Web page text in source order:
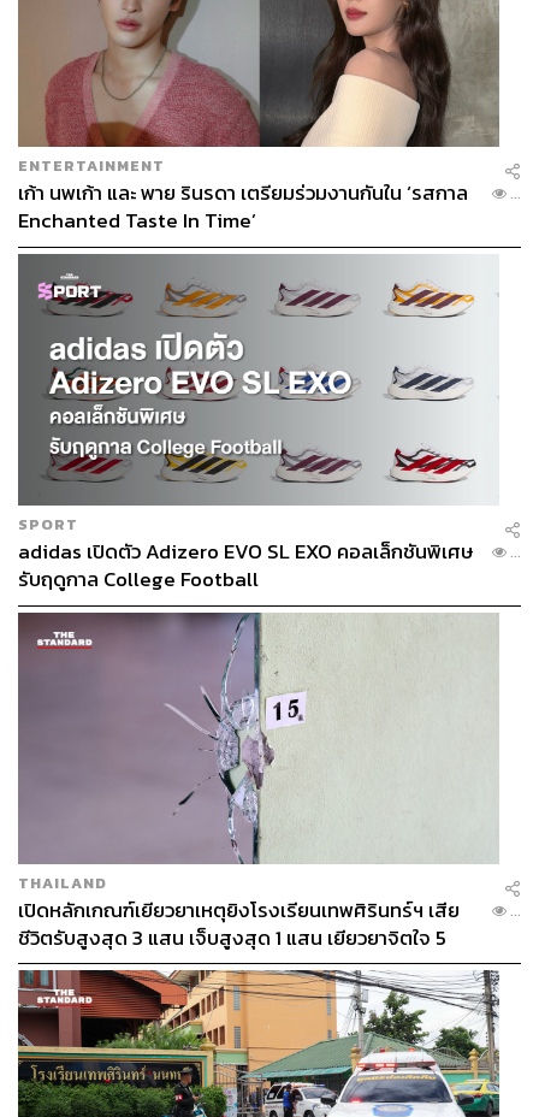
ENTERTAINMENT
เก้า นพเก้า และ พาย รินรดา เตรียมร่วมงานกันใน ‘รสกาล
Enchanted Taste In Time’
...
SPORT
adidas เปิดตัว Adizero EVO SL EXO คอลเล็กชันพิเศษ
รับฤดูกาล College Football
...
THAILAND
เปิดหลักเกณฑ์เยียวยาเหตุยิงโรงเรียนเทพศิรินทร์ฯ เสีย
ชีวิตรับสูงสุด 3 แสน เจ็บสูงสุด 1 แสน เยียวยาจิตใจ 5
ระดับ
...